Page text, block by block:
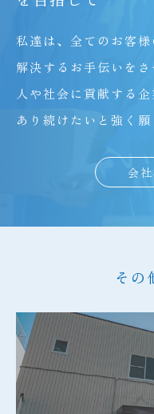
私達は、全てのお客
解決するお手伝いをさ
人や社会に貢献する企
あり続けたいと強く願
会
その